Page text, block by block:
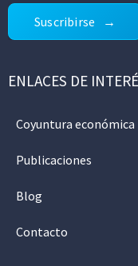
Suscribirse
ENLACES DE
Coyuntura económica
Publicaciones
Blog
Contacto